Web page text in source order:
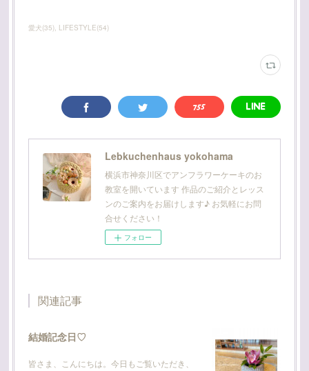
愛犬(35) LIFESTYLE(54)
Lebkuchenhaus yokohama
横浜市神奈川区でアンフラワーケーキのお
教室を開いています 作品のご紹介とレッス
ンのご案内をお届けします♪ お気軽にお問
合せください！
フォロー
関連記事
結婚記念日♡
皆さま、こんにちは。今日もご覧いただき、